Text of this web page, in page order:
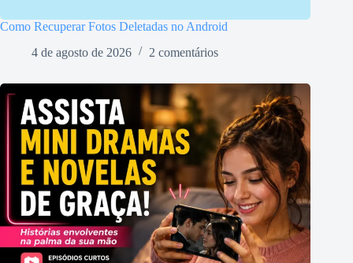
Como Recuperar Fotos Deletadas no Android
4 de agosto de 2026
2 comentários